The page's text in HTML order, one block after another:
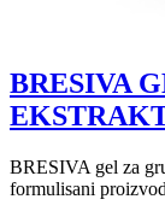
BRESIVA
BRESIVA gel za
formulisani